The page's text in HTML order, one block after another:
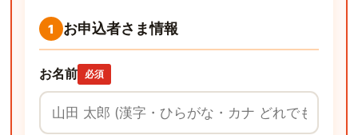
1 お申込者さま情報
お名前 必須